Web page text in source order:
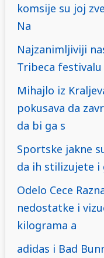
komsije su joj
Na
Najzanimljiviji
Tribeca festivalu
Mihajlo iz
pokusava da
da bi ga s
Sportske jakne
da ih stilizujete i
Odelo Cece
nedostatke i
kilograma a
adidas i Bad